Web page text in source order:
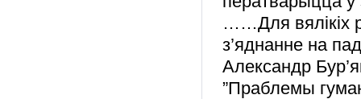
……Для вялікіх
з’яднанне на
Александр
”Праблемы